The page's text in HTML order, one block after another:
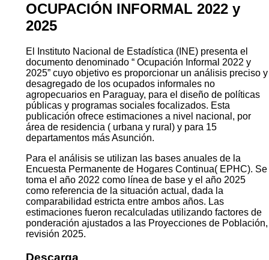
OCUPACIÓN INFORMAL 2022 y
2025
El Instituto Nacional de Estadística (INE) presenta el
documento denominado “ Ocupación Informal 2022 y
2025” cuyo objetivo es proporcionar un análisis preciso y
desagregado de los ocupados informales no
agropecuarios en Paraguay, para el diseño de políticas
públicas y programas sociales focalizados. Esta
publicación ofrece estimaciones a nivel nacional, por
área de residencia ( urbana y rural) y para 15
departamentos más Asunción.
Para el análisis se utilizan las bases anuales de la
Encuesta Permanente de Hogares Continua( EPHC). Se
toma el año 2022 como línea de base y el año 2025
como referencia de la situación actual, dada la
comparabilidad estricta entre ambos años. Las
estimaciones fueron recalculadas utilizando factores de
ponderación ajustados a las Proyecciones de Población,
revisión 2025.
Descarga